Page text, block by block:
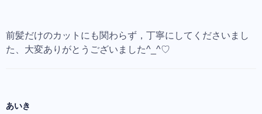
前髪だけのカットにも関わらず，丁寧にしてくださいまし
た、大変ありがとうございました^_^♡
あいき